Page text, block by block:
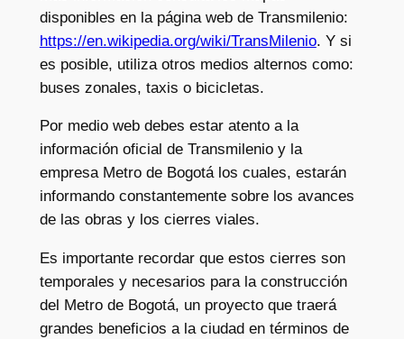
disponibles en la página web de Transmilenio:
https://en.wikipedia.org/wiki/TransMilenio. Y si
es posible, utiliza otros medios alternos como:
buses zonales, taxis o bicicletas.
Por medio web debes estar atento a la
información oficial de Transmilenio y la
empresa Metro de Bogotá los cuales, estarán
informando constantemente sobre los avances
de las obras y los cierres viales.
Es importante recordar que estos cierres son
temporales y necesarios para la construcción
del Metro de Bogotá, un proyecto que traerá
grandes beneficios a la ciudad en términos de